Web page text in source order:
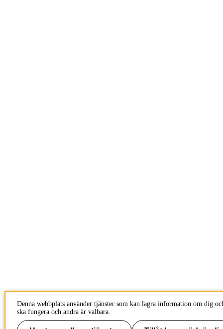
Denna webbplats använder tjänster som kan lagra information om dig
ska fungera och andra är valbara.